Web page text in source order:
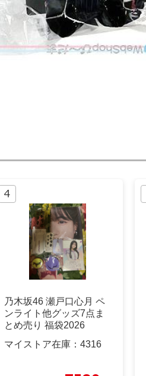
乃木坂46 瀬戸口心月 ペ
ンライト他グッズ7点ま
とめ売り 福袋2026
マイストア在庫： 4316